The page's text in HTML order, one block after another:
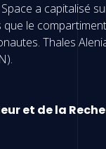
a capitalisé
le
Thales
et de la